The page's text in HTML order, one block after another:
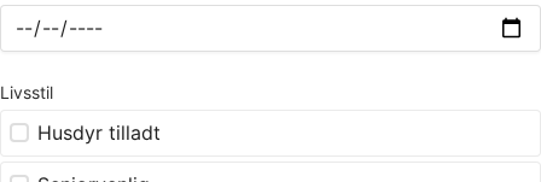
Livsstil
Husdyr tilladt